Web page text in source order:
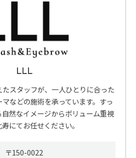
LLL
スタッフが、一人ひとりに合った
などの施術を承っています。すっ
然なイメージからボリューム重視
にてお任せください。
〒150-0022